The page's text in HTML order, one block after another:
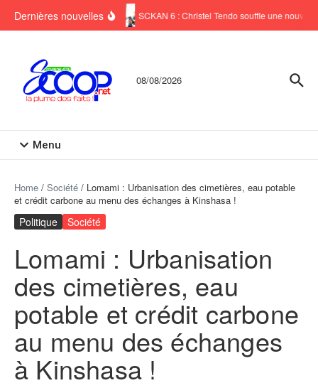
Dernières nouvelles SCKAN 6 : Christel Tendo souffle une nouvelle
08/08/2026
Menu
Home / Société / Lomami : Urbanisation des cimetières, eau potable
et crédit carbone au menu des échanges à Kinshasa !
Politique Société
Lomami : Urbanisation
des cimetières, eau
potable et crédit carbone
au menu des échanges
à Kinshasa !